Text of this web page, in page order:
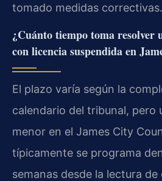
tomado medidas correctivas.
¿Cuánto tiempo toma resolver
con licencia suspendida en
El plazo varía según la
calendario del tribunal, pero
menor en el James City
típicamente se programa
semanas desde la lectura de